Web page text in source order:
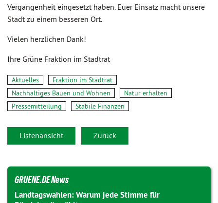
Vergangenheit eingesetzt haben. Euer Einsatz macht unsere
Stadt zu einem besseren Ort.
Vielen herzlichen Dank!
Ihre Grüne Fraktion im Stadtrat
Aktuelles
Fraktion im Stadtrat
Nachhaltiges Bauen und Wohnen
Natur erhalten
Pressemitteilung
Stabile Finanzen
Listenansicht Zurück
GRUENE.DE News
Landtagswahlen: Warum jede Stimme für